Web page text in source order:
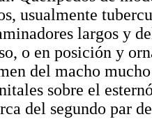
usualmente
largos y
o en posición y
del macho
sobre el
del segundo par